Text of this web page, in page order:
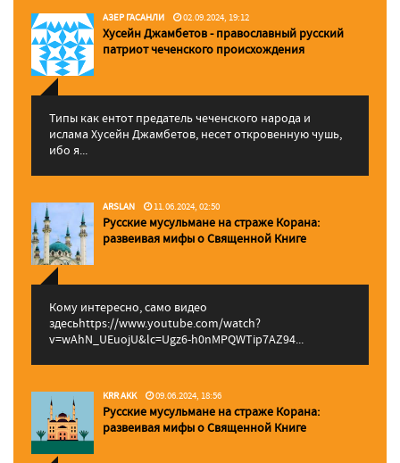
АЗЕР ГАСАНЛИ 02.09.2024, 19:12
Хусейн Джамбетов - православный русский
патриот чеченского происхождения
Типы как ентот предатель чеченского народа и
ислама Хусейн Джамбетов, несет откровенную чушь,
ибо я...
ARSLAN 11.06.2024, 02:50
Русские мусульмане на страже Корана:
pазвеивая мифы о Священной Книге
Кому интересно, само видео
здесьhttps://www.youtube.com/watch?
v=wAhN_UEuojU&lc=Ugz6-h0nMPQWTip7AZ94...
KRR AKK 09.06.2024, 18:56
Русские мусульмане на страже Корана:
pазвеивая мифы о Священной Книге